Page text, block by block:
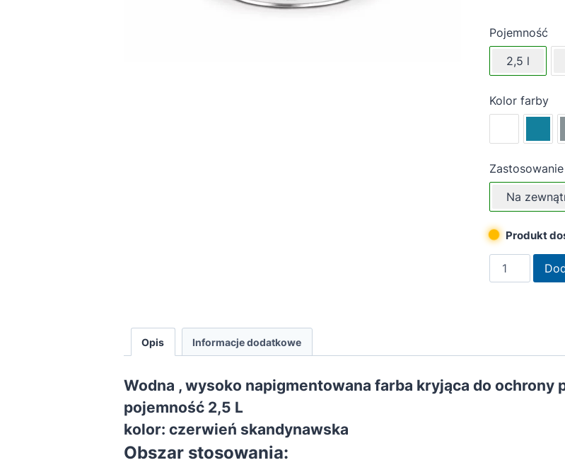
Pojemność
2,5 l
Kolor farby
Zastosowanie
Na
Produkt
ilość
Remmers
2,5L
Opis Informacje dodatkowe
Wodna , wysoko napigmentowana farba kryjąca do
pojemność 2,5 L
kolor: czerwień skandynawska
Obszar stosowania: